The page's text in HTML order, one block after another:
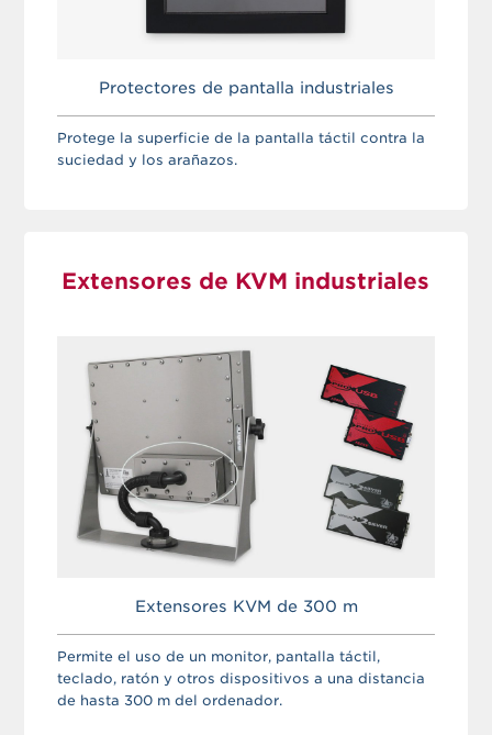
Protectores de pantalla industriales
Protege la superficie de la pantalla táctil contra la
suciedad y los arañazos.
Extensores de KVM industriales
Extensores KVM de 300 m
Permite el uso de un monitor, pantalla táctil,
teclado, ratón y otros dispositivos a una distancia
de hasta 300 m del ordenador.